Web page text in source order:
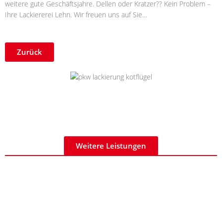
weitere gute Geschäftsjahre. Dellen oder Kratzer?? Kein Problem –
Ihre Lackiererei Lehn. Wir freuen uns auf Sie…
Zurück
Weitere Leistungen